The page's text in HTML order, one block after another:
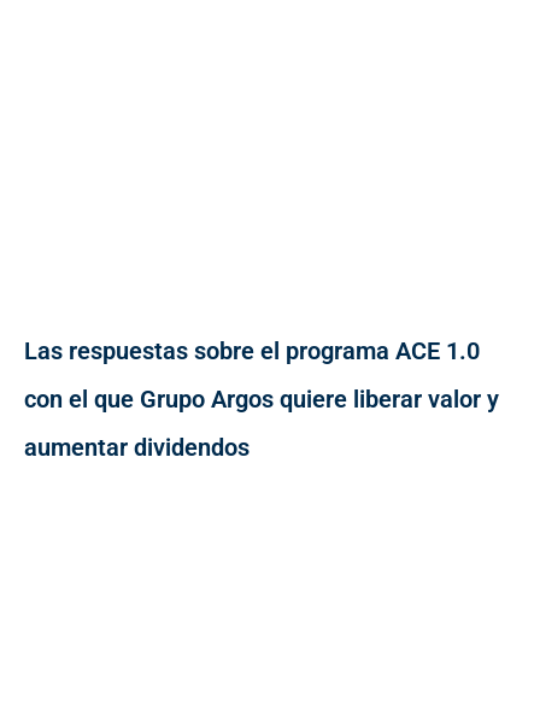
Las respuestas sobre el programa ACE 1.0
con el que Grupo Argos quiere liberar valor y
aumentar dividendos